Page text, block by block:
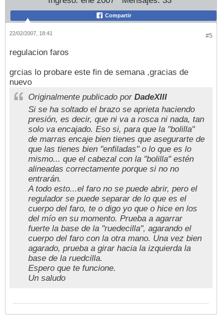
Compartir
#5
22/02/2007, 18:41
regulacion faros
grcias lo probare este fin de semana ,gracias de
nuevo
Originalmente publicado por DadeXIII
Si se ha soltado el brazo se aprieta haciendo
presión, es decir, que ni va a rosca ni nada, tan
solo va encajado. Eso si, para que la "bolilla"
de marras encaje bien tienes que asegurarte de
que las tienes bien "enfiladas" o lo que es lo
mismo... que el cabezal con la "bolilla" estén
alineadas correctamente porque si no no
entrarán.
A todo esto...el faro no se puede abrir, pero el
regulador se puede separar de lo que es el
cuerpo del faro, te o digo yo que o hice en los
del mío en su momento. Prueba a agarrar
fuerte la base de la "ruedecilla", agarando el
cuerpo del faro con la otra mano. Una vez bien
agarado, prueba a girar hacia la izquierda la
base de la ruedcilla.
Espero que te funcione.
Un saludo